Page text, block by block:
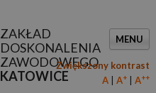
ZAKŁAD
DOSKONALENIA
ZAWODOWEGO
KATOWICE
MENU
Zwiększony kontrast
A
A+ A++